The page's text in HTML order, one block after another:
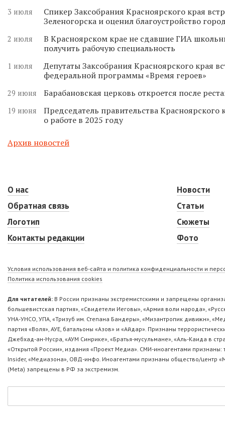
3 июля
Спикер Заксобрания Красноярского края
Зеленогорска и оценил благоустройство
2 июля
В Красноярском крае не сдавшие ГИА
получить рабочую специальность
1 июля
Депутаты Заксобрания Красноярского края
федеральной программы «Время героев»
29 июня Барабановская церковь откроется после
19 июня
Председатель правительства Красноярского
о работе в 2025 году
Архив новостей
О нас
Обратная связь
Логотип
Контакты редакции
Новости
Статьи
Сюжеты
Фото
Условия использования веб-сайта и политика конфиденциальности и
Политика использования cookies
Для читателей: В России признаны экстремистскими и запрещены
большевистская партия», «Свидетели Иеговы», «Армия воли народа»,
УНА-УНСО, УПА, «Тризуб им. Степана Бандеры», «Мизантропик дивижн»,
партия «Воля», АУЕ, батальоны «Азов» и «Айдар». Признаны
Джебхад-ан-Нусра, «АУМ Синрике», «Братья-мусульмане», «Аль-Каида в
«Открытой России», издания «Проект Медиа». СМИ-иноагентами
Insider, «Медиазона», ОВД-инфо. Иноагентами признаны общество/центр
(Metа) запрещены в РФ за экстремизм.